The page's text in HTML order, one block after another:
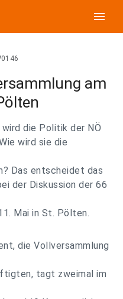
menu
am
die Politik der NÖ
wird sie die
Das entscheidet das
der Diskussion der 66
Mai in St. Pölten.
die Vollversammlung
tagt zweimal im